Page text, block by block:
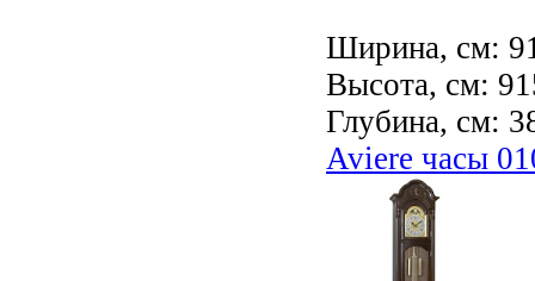
Ширина, см:
Высота, см:
Глубина, см:
Aviere часы